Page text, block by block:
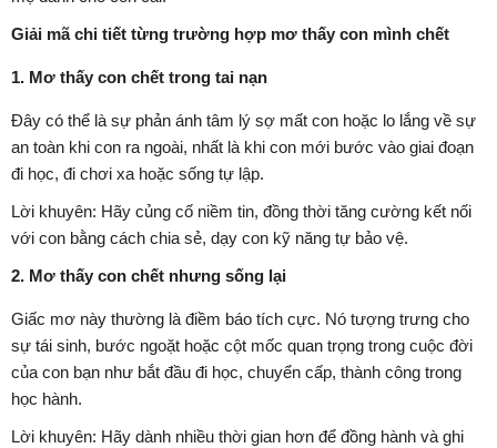
Giải mã chi tiết từng trường hợp mơ thấy con mình chết
1. Mơ thấy con chết trong tai nạn
Đây có thể là sự phản ánh tâm lý sợ mất con hoặc lo lắng về sự
an toàn khi con ra ngoài, nhất là khi con mới bước vào giai đoạn
đi học, đi chơi xa hoặc sống tự lập.
Lời khuyên: Hãy củng cố niềm tin, đồng thời tăng cường kết nối
với con bằng cách chia sẻ, dạy con kỹ năng tự bảo vệ.
2. Mơ thấy con chết nhưng sống lại
Giấc mơ này thường là điềm báo tích cực. Nó tượng trưng cho
sự tái sinh, bước ngoặt hoặc cột mốc quan trọng trong cuộc đời
của con bạn như bắt đầu đi học, chuyển cấp, thành công trong
học hành.
Lời khuyên: Hãy dành nhiều thời gian hơn để đồng hành và ghi